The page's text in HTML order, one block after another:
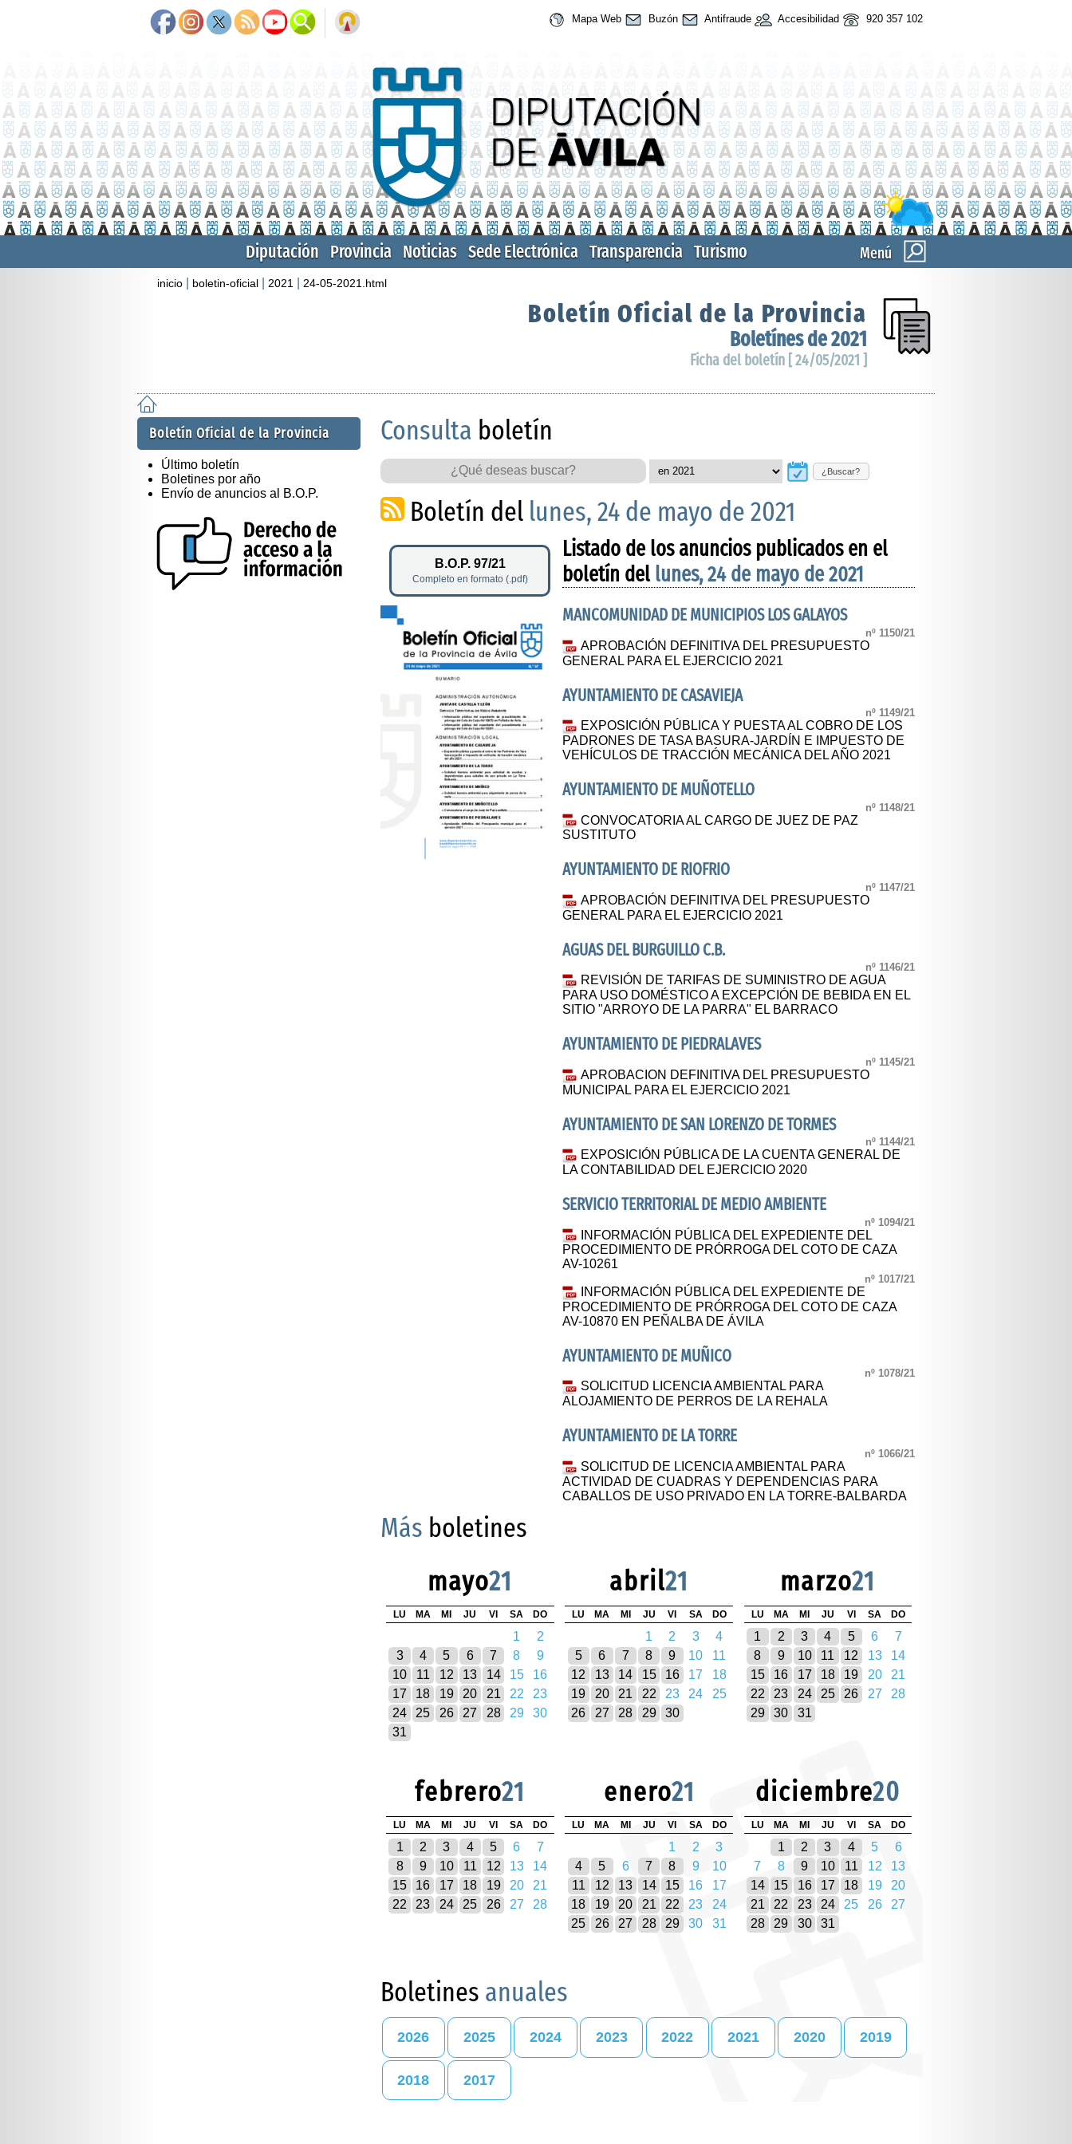
Mapa Web Buzón Antifraude Accesibilidad 920 357 102
Menú
Diputación Provincia Noticias Sede Electrónica Transparencia Turismo
inicio boletin-oficial 2021 24-05-2021.html
Boletín Oficial de la Provincia
Boletínes de 2021
Ficha del boletín [ 24/05/2021 ]
Boletín Oficial de la Provincia
Último boletín
Boletines por año
Envío de anuncios al B.O.P.
Consulta boletín
¿Buscar?
Boletín del lunes, 24 de mayo de 2021
B.O.P. 97/21
Completo en formato (.pdf)
Listado de los anuncios publicados en el
boletín del lunes, 24 de mayo de 2021
MANCOMUNIDAD DE MUNICIPIOS LOS GALAYOS
nº 1150/21
APROBACIÓN DEFINITIVA DEL PRESUPUESTO
GENERAL PARA EL EJERCICIO 2021
AYUNTAMIENTO DE CASAVIEJA
nº 1149/21
EXPOSICIÓN PÚBLICA Y PUESTA AL COBRO DE LOS
PADRONES DE TASA BASURA-JARDÍN E IMPUESTO DE
VEHÍCULOS DE TRACCIÓN MECÁNICA DEL AÑO 2021
AYUNTAMIENTO DE MUÑOTELLO
nº 1148/21
CONVOCATORIA AL CARGO DE JUEZ DE PAZ
SUSTITUTO
AYUNTAMIENTO DE RIOFRIO
nº 1147/21
APROBACIÓN DEFINITIVA DEL PRESUPUESTO
GENERAL PARA EL EJERCICIO 2021
AGUAS DEL BURGUILLO C.B.
nº 1146/21
REVISIÓN DE TARIFAS DE SUMINISTRO DE AGUA
PARA USO DOMÉSTICO A EXCEPCIÓN DE BEBIDA EN EL
SITIO "ARROYO DE LA PARRA" EL BARRACO
AYUNTAMIENTO DE PIEDRALAVES
nº 1145/21
APROBACION DEFINITIVA DEL PRESUPUESTO
MUNICIPAL PARA EL EJERCICIO 2021
AYUNTAMIENTO DE SAN LORENZO DE TORMES
nº 1144/21
EXPOSICIÓN PÚBLICA DE LA CUENTA GENERAL DE
LA CONTABILIDAD DEL EJERCICIO 2020
SERVICIO TERRITORIAL DE MEDIO AMBIENTE
nº 1094/21
INFORMACIÓN PÚBLICA DEL EXPEDIENTE DEL
PROCEDIMIENTO DE PRÓRROGA DEL COTO DE CAZA
AV-10261
nº 1017/21
INFORMACIÓN PÚBLICA DEL EXPEDIENTE DE
PROCEDIMIENTO DE PRÓRROGA DEL COTO DE CAZA
AV-10870 EN PEÑALBA DE ÁVILA
AYUNTAMIENTO DE MUÑICO
nº 1078/21
SOLICITUD LICENCIA AMBIENTAL PARA
ALOJAMIENTO DE PERROS DE LA REHALA
AYUNTAMIENTO DE LA TORRE
nº 1066/21
SOLICITUD DE LICENCIA AMBIENTAL PARA
ACTIVIDAD DE CUADRAS Y DEPENDENCIAS PARA
CABALLOS DE USO PRIVADO EN LA TORRE-BALBARDA
Más boletines
mayo21
LU MA MI JU VI SA DO
1
2
3
4 5 6 7 8
9
10
11 12 13 14 15
16
17
18 19 20 21 22
23
24
25 26 27 28 29
30
31
abril21
LU MA MI JU VI SA DO
1 2 3
4
5
6 7 8 9 10
11
12
13 14 15 16 17
18
19
20 21 22 23 24
25
26
27 28 29 30
marzo21
LU MA MI JU VI SA DO
1 2 3 4 5 6
7
8
9 10 11 12 13
14
15
16 17 18 19 20
21
22
23 24 25 26 27
28
29
30 31
febrero21
LU MA MI JU VI SA DO
1 2 3 4 5 6
7
8
9 10 11 12 13
14
15
16 17 18 19 20
21
22
23 24 25 26 27 28
enero21
LU MA MI JU VI SA DO
1 2
3
4
5 6 7 8 9
10
11
12 13 14 15 16
17
18
19 20 21 22 23
24
25
26 27 28 29 30 31
diciembre20
LU MA MI JU VI SA DO
1 2 3 4 5
6
7
8 9 10 11 12
13
14
15 16 17 18 19
20
21
22 23 24 25 26
27
28
29 30 31
Boletines anuales
2026 2025 2024 2023 2022 2021 2020 2019
2018 2017